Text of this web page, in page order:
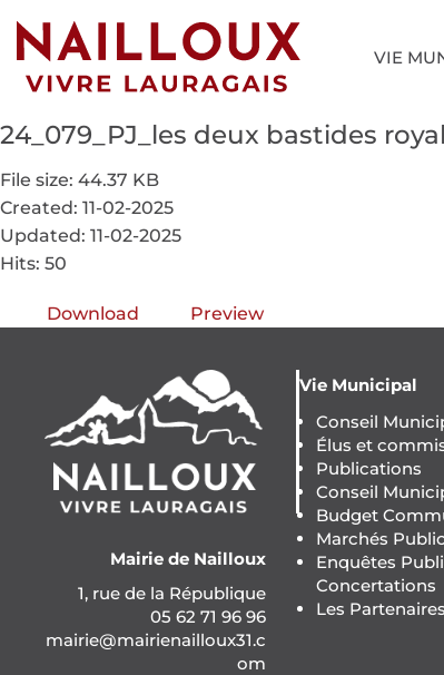
VIE
24_079_PJ_les deux bastides
File size: 44.37 KB
Created: 11-02-2025
Updated: 11-02-2025
Hits: 50
Download Preview
Mairie de Nailloux
1, rue de la République
05 62 71 96 96
mairie@mairienailloux31.c
om
Vie Municipal
Conseil
Élus et
Publications
Conseil
Budget
Marchés
Enquêtes
Concertations
Les Partenaires